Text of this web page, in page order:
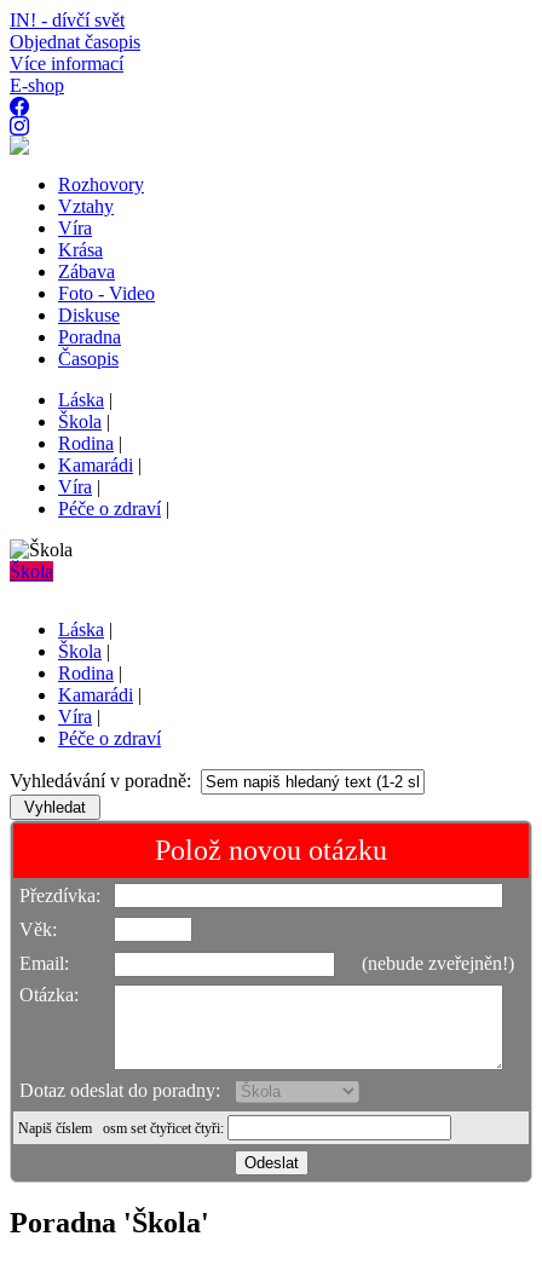
IN! - dívčí svět
Objednat časopis
Více informací
E-shop
Rozhovory
Vztahy
Víra
Krása
Zábava
Foto - Video
Diskuse
Poradna
Časopis
Láska |
Škola |
Rodina |
Kamarádi |
Víra |
Péče o zdraví|
Škola
Láska |
Škola |
Rodina |
Kamarádi |
Víra |
Péče o zdraví
Vyhledávání v poradně:
Polož novou otázku
Přezdívka:
Věk:
Email:
(nebude zveřejněn!)
Otázka:
Dotaz odeslat do poradny:
Napiš číslem osm set čtyřicet čtyři:
Poradna 'Škola'